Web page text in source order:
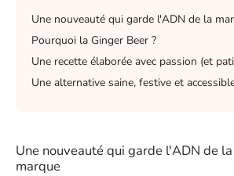
Une nouveauté qui garde l'ADN de la
Pourquoi la Ginger Beer ?
Une recette élaborée avec passion (et
Une alternative saine, festive et
Une nouveauté qui garde l'ADN de la
marque